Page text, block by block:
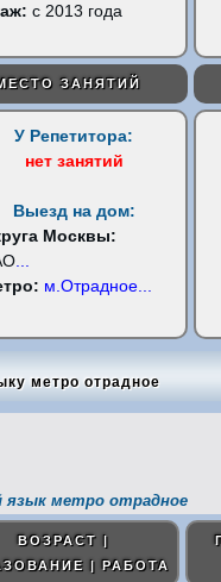
с 2013 года
ЗАНЯТИЙ
У Репетитора:
нет занятий
Выезд на дом:
Москвы:
м.Отрадное
метро отрадное
язык метро отрадное
ВОЗРАСТ |
| РАБОТА